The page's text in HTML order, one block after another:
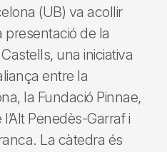
(UB) va acollir
de la
una iniciativa
entre la
la Fundació Pinnae,
Penedès-Garraf i
La càtedra és